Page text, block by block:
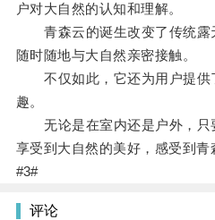
户对大自然的认知和理解。
青森云的诞生改变了传统露
随时随地与大自然亲密接触。
不仅如此，它还为用户提供
趣。
无论是在室内还是户外，只
享受到大自然的美好，感受到青
#3#
评论